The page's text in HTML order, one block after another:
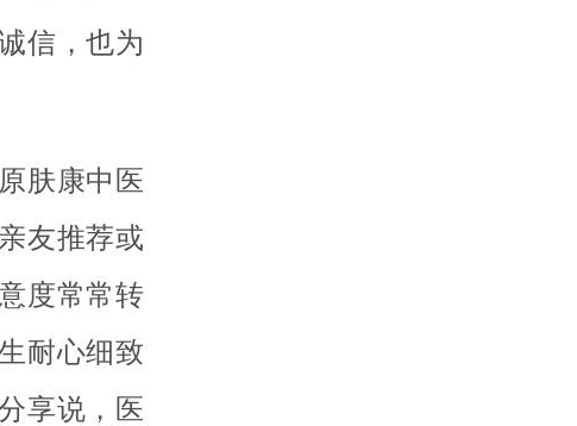
信，也为
肤康中医
友推荐或
度常常转
耐心细致
享说，医